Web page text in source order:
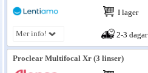
Linsvätska
Optiker
Mer info!
I lager
2-3 dagar
Proclear Multifocal Xr (3 linser)